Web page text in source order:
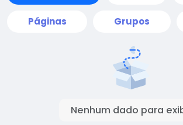
Páginas Grupos
Nenhum dado para